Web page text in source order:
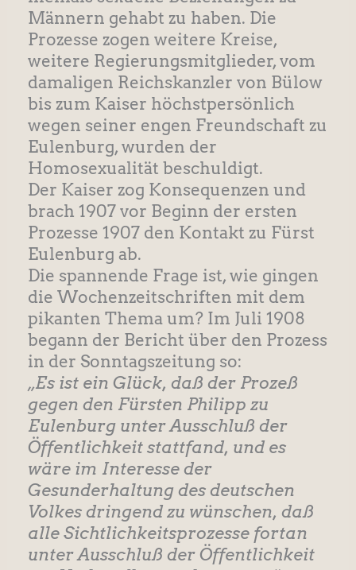
Männern gehabt zu haben. Die
Prozesse zogen weitere Kreise,
weitere Regierungsmitglieder, vom
damaligen Reichskanzler von Bülow
bis zum Kaiser höchstpersönlich
wegen seiner engen Freundschaft zu
Eulenburg, wurden der
Homosexualität beschuldigt.
Der Kaiser zog Konsequenzen und
brach 1907 vor Beginn der ersten
Prozesse 1907 den Kontakt zu Fürst
Eulenburg ab.
Die spannende Frage ist, wie gingen
die Wochenzeitschriften mit dem
pikanten Thema um? Im Juli 1908
begann der Bericht über den Prozess
in der Sonntagszeitung so:
„Es ist ein Glück, daß der Prozeß
gegen den Fürsten Philipp zu
Eulenburg unter Ausschluß der
Öffentlichkeit stattfand, und es
wäre im Interesse der
Gesunderhaltung des deutschen
Volkes dringend zu wünschen, daß
alle Sichtlichkeitsprozesse fortan
unter Ausschluß der Öffentlichkeit